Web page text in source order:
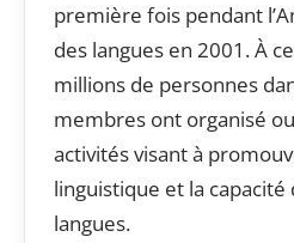
première fois pendant
des langues en 2001. À
millions de personnes
membres ont organisé
activités visant à
linguistique et la capacité
langues.